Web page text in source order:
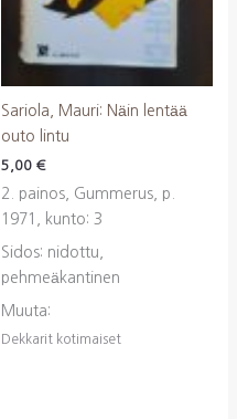
Sariola, Mauri: Näin lentää
outo lintu
5,00 €
2. painos, Gummerus, p.
1971, kunto: 3
Sidos: nidottu,
pehmeäkantinen
Muuta:
Dekkarit kotimaiset